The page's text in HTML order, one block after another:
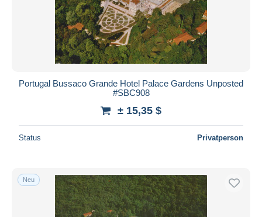
Portugal Bussaco Grande Hotel Palace Gardens Unposted
#SBC908
± 15,35 $
Status Privatperson
Neu